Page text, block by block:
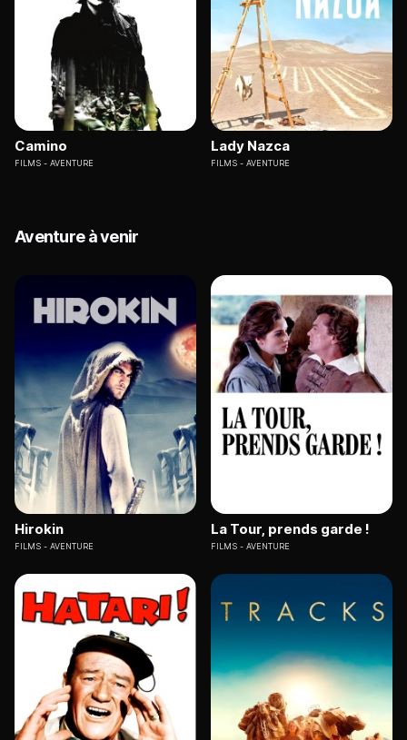
Camino
FILMS AVENTURE
Lady Nazca
FILMS AVENTURE
Aventure à venir
Hirokin
FILMS AVENTURE
La Tour, prends garde !
FILMS AVENTURE